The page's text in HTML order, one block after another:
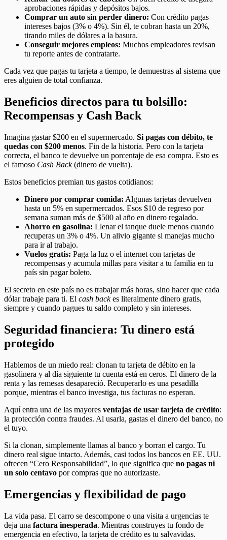
aprobaciones rápidas y depósitos bajos.
Comprar un auto sin perder dinero: Con crédito pagas
intereses bajos (3% o 4%). Sin él, te cobran hasta un 20%,
tirando miles de dólares a la basura.
Conseguir mejores empleos: Muchos empleadores revisan
tu reporte antes de contratarte.
Cada vez que pagas tu tarjeta a tiempo, le demuestras al sistema que
eres alguien de total confianza.
Beneficios directos para tu bolsillo:
Recompensas y Cash Back
Imagina gastar $200 en el supermercado. Si pagas con débito, te
quedas con $200 menos. Fin de la historia. Pero con la tarjeta
correcta, el banco te devuelve un porcentaje de esa compra. Esto es
el famoso Cash Back(dinero de vuelta).
Estos beneficios premian tus gastos cotidianos:
Dinero por comprar comida: Algunas tarjetas devuelven
hasta un 5% en supermercados. Esos $10 de regreso por
semana suman más de $500 al año en dinero regalado.
Ahorro en gasolina: Llenar el tanque duele menos cuando
recuperas un 3% o 4%. Un alivio gigante si manejas mucho
para ir al trabajo.
Vuelos gratis: Paga la luz o el internet con tarjetas de
recompensas y acumula millas para visitar a tu familia en tu
país sin pagar boleto.
El secreto en este país no es trabajar más horas, sino hacer que cada
dólar trabaje para ti. El cash backes literalmente dinero gratis,
siempre y cuando pagues tu saldo completo y sin intereses.
Seguridad financiera: Tu dinero está
protegido
Hablemos de un miedo real: clonan tu tarjeta de débito en la
gasolinera y al día siguiente tu cuenta está en ceros. El dinero de la
renta y las remesas desapareció. Recuperarlo es una pesadilla
porque, mientras el banco investiga, tus facturas no esperan.
Aquí entra una de las mayores ventajas de usar tarjeta de crédito:
la protección contra fraudes. Al usarla, gastas el dinero del banco, no
el tuyo.
Si la clonan, simplemente llamas al banco y borran el cargo. Tu
dinero real sigue intacto. Además, casi todos los bancos en EE. UU.
ofrecen “Cero Responsabilidad”, lo que significa que no pagas ni
un solo centavo por compras que no autorizaste.
Emergencias y flexibilidad de pago
La vida pasa. El carro se descompone o una visita a urgencias te
deja una factura inesperada. Mientras construyes tu fondo de
emergencia en efectivo, la tarjeta de crédito es tu salvavidas.